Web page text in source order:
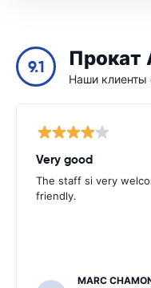
9.1 Прокат
Наши клиенты
Very good
The staff si very
friendly.
MARC